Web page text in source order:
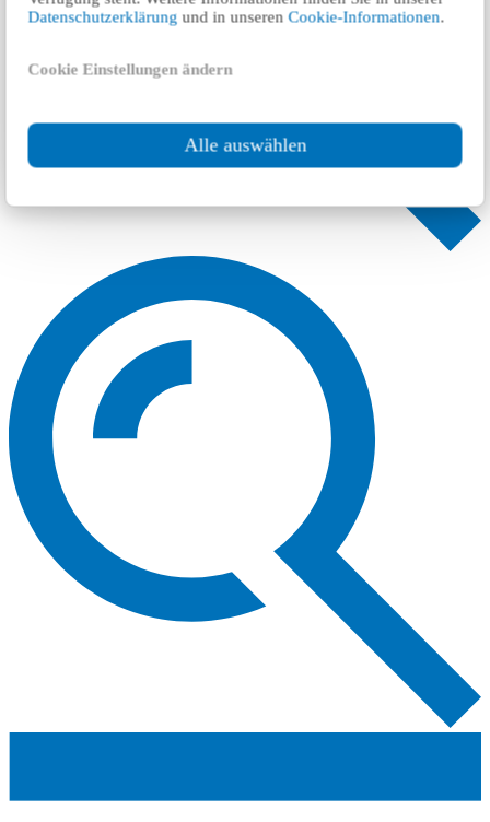
Datenschutzerklärung und in unserenCookie-Informationen.
Cookie Einstellungen ändern
Alle auswählen